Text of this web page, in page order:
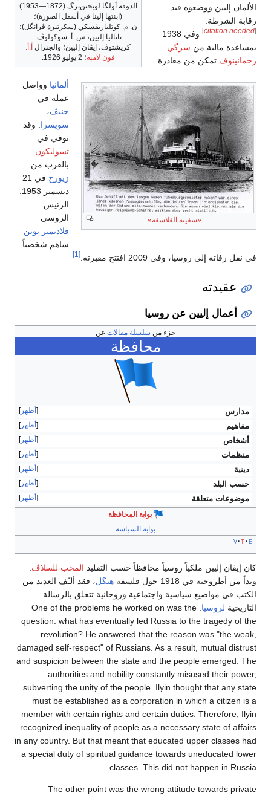
الدوقة أولگا لويختن‌برگ (1872—1953)
(ابنتها إلينا في أسفل الصورة)؛
ن. م. كوتلياريڤسكي (سكرتيرة ڤرانگل)؛
ناتاليا إليين، س. أ. سوكولوڤ-
كريشتوڤ، إيڤان إليين؛ والجنرال أ.أ.
فون لامپه؛ 2 يوليو 1926.
«سفينة الفلاسفة»
الألمان إليين ووضعوه قيد
رقابة الشرطة.
[
citation needed
]
وفي 1938
بمساعدة مالية من سرگي
رحمانينوف تمكن من مغادرة
ألمانيا وواصل
عمله في
جنيڤ،
سويسرا . وقد
توفي في
تسوليكون
بالقرب من
زيورخ
في 21
الرئيس
الروسي
ڤلاديمير پوتن
ساهم شخصياً
في نقل رفاته إلى روسيا، وفي 2009 افتتح مقبرته.
[1]
عقيدته
أعمال إليين عن روسيا
جزء من سلسلة مقالات عن
محافظة
أظهر مدارس
أظهر مفاهيم
أظهر أشخاص
أظهر منظمات
أظهر دينية
أظهر حسب البلد
أظهر موضوعات متعلقة
بوابة المحافظة
بوابة السياسة
v t e
كان إيڤان إليين ملكياً روسياً محافظاً حسب التقليد المحب للسلاڤ.
وبداً من أطروحته في 1918 حول فلسفة
هيگل، فقد ألـّف العديد من
الكتب في مواضيع سياسية واجتماعية وروحانية تتعلق بالرسالة
التاريخية لروسيا . One of the problems he worked on was the
question: what has eventually led Russia to the tragedy of the
revolution? He answered that the reason was "the weak,
damaged self-respect" of Russians. As a result, mutual distrust
and suspicion between the state and the people emerged. The
authorities and nobility constantly misused their power,
subverting the unity of the people. Ilyin thought that any state
must be established as a corporation in which a citizen is a
member with certain rights and certain duties. Therefore, Ilyin
recognized inequality of people as a necessary state of affairs
in any country. But that meant that educated upper classes had
a special duty of spiritual guidance towards uneducated lower
classes. This did not happen in Russia.
The other point was the wrong attitude towards private